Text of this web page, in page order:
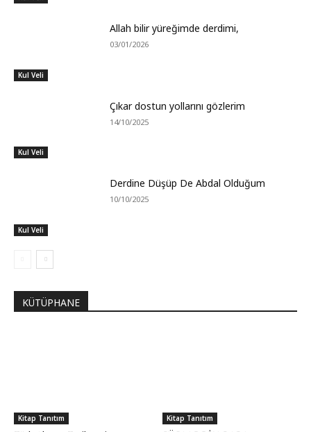
Kul Veli
Allah bilir yüreğimde derdimi,
03/01/2026
Kul Veli
Çıkar dostun yollarını gözlerim
14/10/2025
Kul Veli
Derdine Düşüp De Abdal Olduğum
10/10/2025
KÜTÜPHANE
Kitap Tanıtım Kitap Tanıtım